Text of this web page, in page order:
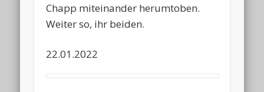
Chapp miteinander herumtoben.
Weiter so, ihr beiden.
22.01.2022